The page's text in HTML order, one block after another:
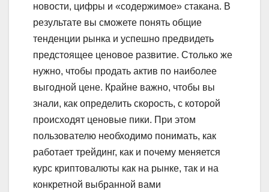
новости, цифры и «содержимое» стакана. В
результате вы сможете понять общие
тенденции рынка и успешно предвидеть
предстоящее ценовое развитие. Столько же
нужно, чтобы продать актив по наиболее
выгодной цене. Крайне важно, чтобы вы
знали, как определить скорость, с которой
происходят ценовые пики. При этом
пользователю необходимо понимать, как
работает трейдинг, как и почему меняется
курс криптовалюты как на рынке, так и на
конкретной выбранной вами